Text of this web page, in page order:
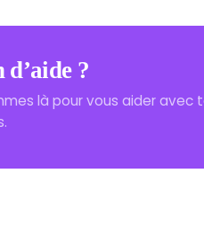
d’aide ?
là pour vous aider avec